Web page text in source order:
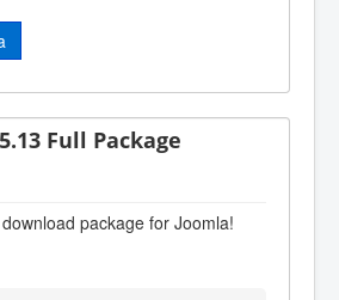
Full Package
package for Joomla!